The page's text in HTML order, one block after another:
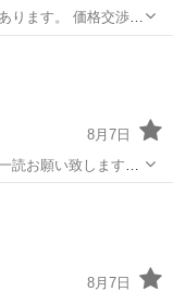
ります。 価格交渉も
8月7日
読お願い致します。
8月7日